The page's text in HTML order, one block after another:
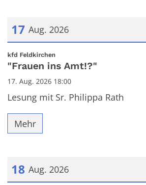
17 Aug. 2026
Datum: 17. August 2026
kfd Feldkirchen
"Frauen ins Amt!?"
17. Aug. 2026 18:00
Lesung mit Sr. Philippa Rath
Mehr
18 Aug. 2026